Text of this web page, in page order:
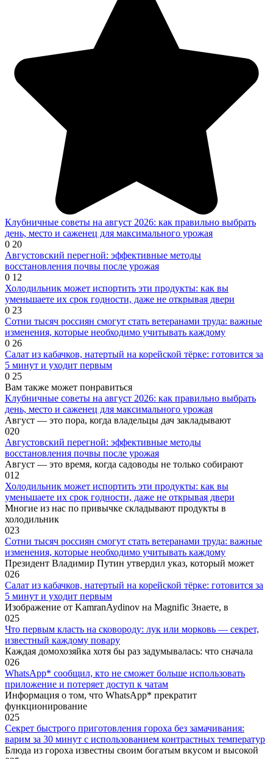
Клубничные советы на август 2026: как правильно выбрать
день, место и саженец для максимального урожая
0 20
Августовский перегной: эффективные методы
восстановления почвы после урожая
0 12
Холодильник может испортить эти продукты: как вы
уменьшаете их срок годности, даже не открывая двери
0 23
Сотни тысяч россиян смогут стать ветеранами труда: важные
изменения, которые необходимо учитывать каждому
0 26
Салат из кабачков, натертый на корейской тёрке: готовится за
5 минут и уходит первым
0 25
Вам также может понравиться
Клубничные советы на август 2026: как правильно выбрать
день, место и саженец для максимального урожая
Август — это пора, когда владельцы дач закладывают
020
Августовский перегной: эффективные методы
восстановления почвы после урожая
Август — это время, когда садоводы не только собирают
012
Холодильник может испортить эти продукты: как вы
уменьшаете их срок годности, даже не открывая двери
Многие из нас по привычке складывают продукты в
холодильник
023
Сотни тысяч россиян смогут стать ветеранами труда: важные
изменения, которые необходимо учитывать каждому
Президент Владимир Путин утвердил указ, который может
026
Салат из кабачков, натертый на корейской тёрке: готовится за
5 минут и уходит первым
Изображение от KamranAydinov на Magnific Знаете, в
025
Что первым класть на сковороду: лук или морковь — секрет,
известный каждому повару
Каждая домохозяйка хотя бы раз задумывалась: что сначала
026
WhatsApp* сообщил, кто не сможет больше использовать
приложение и потеряет доступ к чатам
Информация о том, что WhatsApp* прекратит
функционирование
025
Секрет быстрого приготовления гороха без замачивания:
варим за 30 минут с использованием контрастных температур
Блюда из гороха известны своим богатым вкусом и высокой